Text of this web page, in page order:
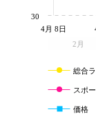
2月
4月 8日
30
総合
スポ
価格